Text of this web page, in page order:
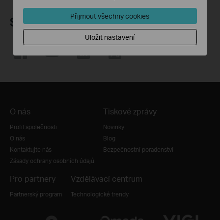
Sledujte nás
O nás
Profil společnosti
O nás
Kontaktujte nás
Zásady ochrany osobních údajů
Tiskové zprávy
Novinky
Blog
Bezpečnostní poradenství
Pro partnery
Partnerský program
Vzdělávací centrum
Technologické trendy
Přijmout všechny cookies
Uložit nastavení